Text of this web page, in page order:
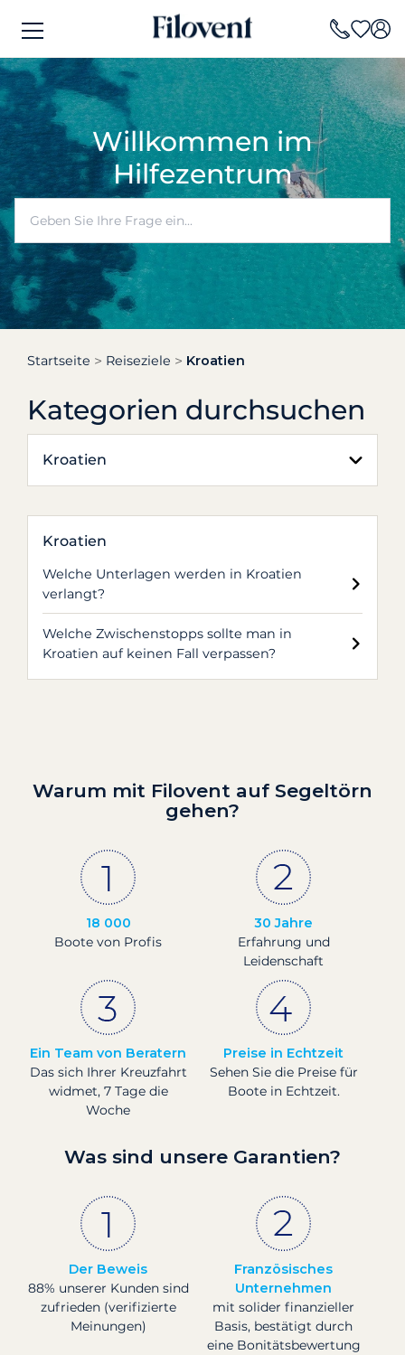
Willkommen im
Hilfezentrum
Startseite Reiseziele Kroatien
Kategorien durchsuchen
Kroatien
Kroatien
Welche Unterlagen werden in Kroatien
verlangt?
Welche Zwischenstopps sollte man in
Kroatien auf keinen Fall verpassen?
Warum mit Filovent auf Segeltörn
gehen?
18 000
Boote von Profis
30 Jahre
Erfahrung und
Leidenschaft
Ein Team von Beratern
Das sich Ihrer Kreuzfahrt
widmet, 7 Tage die
Woche
Preise in Echtzeit
Sehen Sie die Preise für
Boote in Echtzeit.
Was sind unsere Garantien?
Der Beweis
88% unserer Kunden sind
zufrieden (verifizierte
Meinungen)
Französisches
Unternehmen
mit solider finanzieller
Basis, bestätigt durch
eine Bonitätsbewertung